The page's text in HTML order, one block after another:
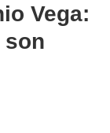
Vega:
son